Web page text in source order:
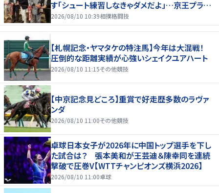
す「シュート練習しなきゃダメだよ」…京王プラザ
ホテルで３１日まで
2026/08/10 10:39相撲格闘技
【札幌記念・ヤマタケの特注馬】今年は大混戦！
圧倒的な距離実績が心強いシェイクユアハート
2026/08/10 11:15その他競技
【中京記念見どころ】重賞で好走歴多数のラヴァ
ンダ
2026/08/10 11:00その他競技
卓球日本女子が2026年に中国トップ選手を下し
た試合は？ 張本美和が王芸迪＆陳幸同を連続
撃破で圧巻V【WTTチャンピオンズ横浜2026】
2026/08/10 11:00卓球